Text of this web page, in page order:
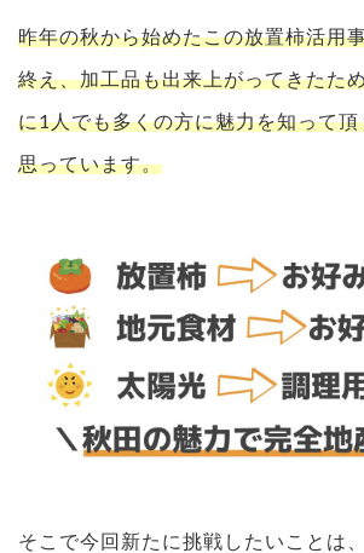
昨年の秋から始めたこの放置柿活用
終え、加工品も出来上がってきたた
に1人でも多くの方に魅力を知って
思っています。
そこで今回新たに挑戦したいことは、